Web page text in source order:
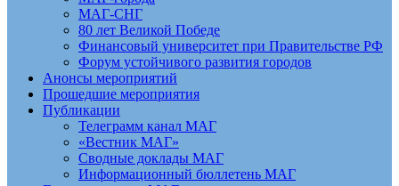
МАГ-СНГ
80 лет Великой Победе
Финансовый университет при Правительстве РФ
Форум устойчивого развития городов
Анонсы мероприятий
Прошедшие мероприятия
Публикации
Телеграмм канал МАГ
«Вестник МАГ»
Сводные доклады МАГ
Информационный бюллетень МАГ